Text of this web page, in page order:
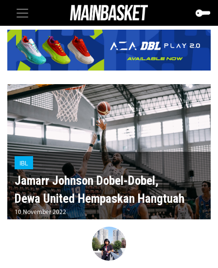
IBL
Jamarr Johnson Dobel-Dobel,
Dewa United Hempaskan Hangtuah
10 November 2022